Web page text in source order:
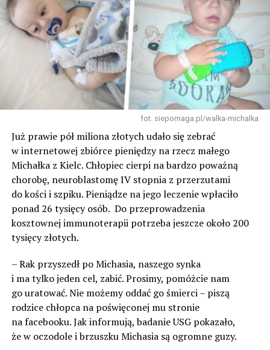
fot. siepomaga.pl/walka-michalka
Już prawie pół miliona złotych udało się zebrać
w internetowej zbiórce pieniędzy na rzecz małego
Michałka z Kielc. Chłopiec cierpi na bardzo poważną
chorobę, neuroblastomę IV stopnia z przerzutami
do kości i szpiku. Pieniądze na jego leczenie wpłaciło
ponad 26 tysięcy osób. Do przeprowadzenia
kosztownej immunoterapii potrzeba jeszcze około 200
tysięcy złotych.
– Rak przyszedł po Michasia, naszego synka
i ma tylko jeden cel, zabić. Prosimy, pomóżcie nam
go uratować. Nie możemy oddać go śmierci – piszą
rodzice chłopca na poświęconej mu stronie
na facebooku. Jak informują, badanie USG pokazało,
że w oczodole i brzuszku Michasia są ogromne guzy.